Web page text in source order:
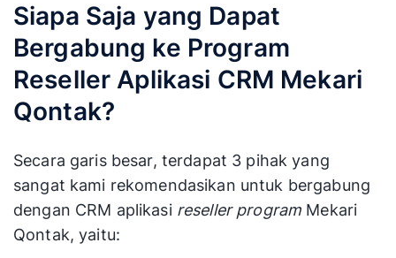
Siapa Saja yang Dapat
Bergabung ke Program
Reseller Aplikasi CRM Mekari
Qontak?
Secara garis besar, terdapat 3 pihak yang
sangat kami rekomendasikan untuk bergabung
dengan CRM aplikasi reseller program Mekari
Qontak, yaitu: